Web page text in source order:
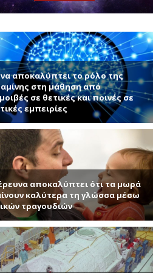
εφαρμογές τους (Μέρος 2)
και πυριτένιο (Μέρος
ΜΙΤ)
ΑΠΘ)
αποκαλύπτει το ρόλο της
στη μάθηση από
σε θετικές και ποινές σε
εμπειρίες
αποκαλύπτει ότι τα μωρά
καλύτερα τη γλώσσα μέσω
τραγουδιών